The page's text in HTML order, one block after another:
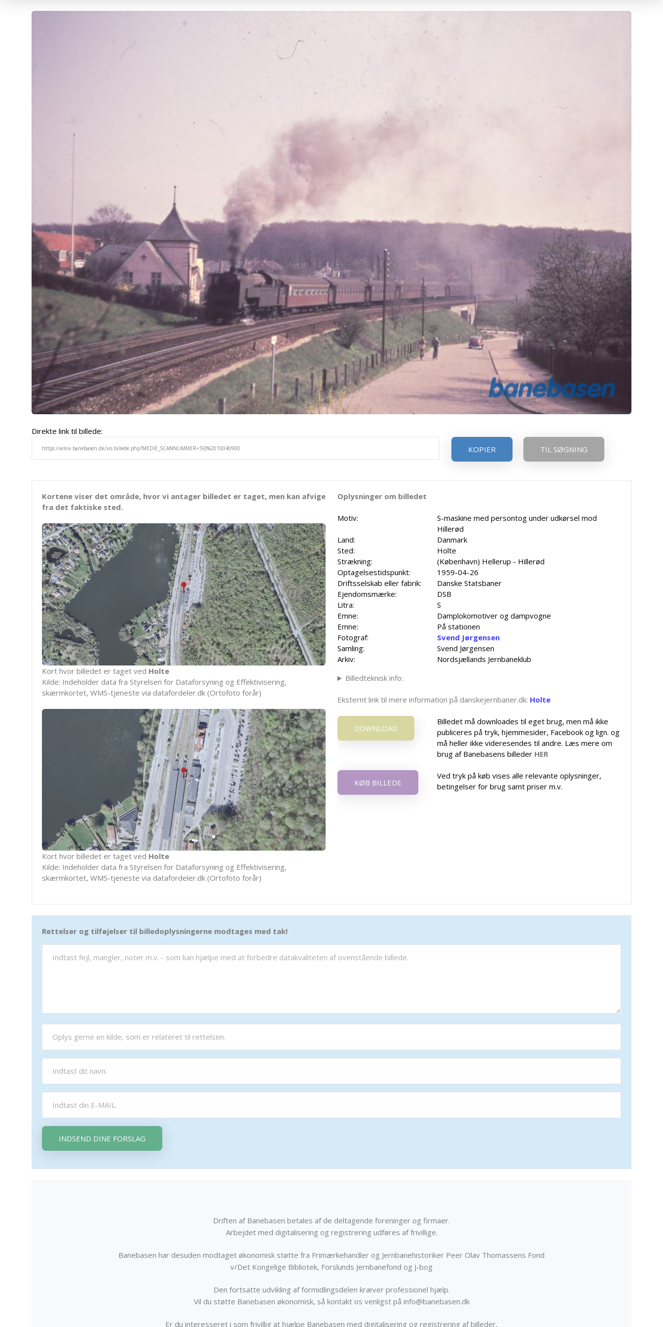
Direkte link til billede:
KOPIER
TIL SØGNING
Kortene viser det område, hvor vi antager billedet er taget, men kan afvige
fra det faktiske sted.
Kort hvor billedet er taget ved Holte
Kilde: Indeholder data fra Styrelsen for Dataforsyning og Effektivisering,
skærmkortet, WMS-tjeneste via datafordeler.dk (Ortofoto forår)
Kort hvor billedet er taget ved Holte
Kilde: Indeholder data fra Styrelsen for Dataforsyning og Effektivisering,
skærmkortet, WMS-tjeneste via datafordeler.dk (Ortofoto forår)
Oplysninger om billedet
Motiv:
S-maskine med persontog under udkørsel mod
Hillerød
Land:
Danmark
Sted:
Holte
Strækning:
(København) Hellerup - Hillerød
Optagelsestidspunkt:
1959-04-26
Driftsselskab eller fabrik:
Danske Statsbaner
Ejendomsmærke:
DSB
Litra:
S
Emne:
Damplokomotiver og dampvogne
Emne:
På stationen
Fotograf:
Svend Jørgensen
Samling:
Svend Jørgensen
Arkiv:
Nordsjællands Jernbaneklub
Billedteknisk info:
Eksternt link til mere information på danskejernbaner.dk: Holte
DOWNLOAD
Billedet må downloades til eget brug, men må ikke
publiceres på tryk, hjemmesider, Facebook og lign. og
må heller ikke videresendes til andre. Læs mere om
brug af Banebasens billeder HER
KØB BILLEDE
Ved tryk på køb vises alle relevante oplysninger,
betingelser for brug samt priser m.v.
Rettelser og tilføjelser til billedoplysningerne modtages med tak!
INDSEND DINE FORSLAG
Driften af Banebasen betales af de deltagende foreninger og firmaer.
Arbejdet med digitalisering og registrering udføres af frivillige.
Banebasen har desuden modtaget økonomisk støtte fra Frimærkehandler og Jernbanehistoriker Peer Olav Thomassens Fond
v/Det Kongelige Bibliotek, Forslunds Jernbanefond og J-bog
Den fortsatte udvikling af formidlingsdelen kræver professionel hjælp.
Vil du støtte Banebasen økonomisk, så kontakt os venligst på info@banebasen.dk
Er du interesseret i som frivillig at hjælpe Banebasen med digitalisering og registrering af billeder,